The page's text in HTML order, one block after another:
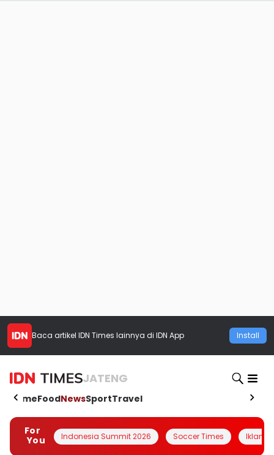
Baca artikel IDN Times lainnya di IDN App Install
JATENG
HomeFoodNewsSportTravel
For
You
Indonesia Summit 2026 Soccer Times Iklanin